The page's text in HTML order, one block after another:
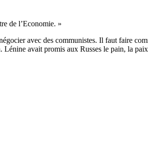
de l’Economie. »
avec des communistes. Il faut faire
avait promis aux Russes le pain, la